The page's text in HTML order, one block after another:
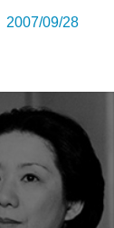
09/28